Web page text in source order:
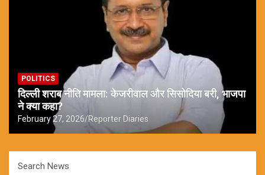
POLITICS
दिल्ली शराब नीति मामला: केजरीवाल और सिसोदिया बरी, भाजपा
ने क्या कहा?
February 27, 2026 Reporter Diaries
Search News